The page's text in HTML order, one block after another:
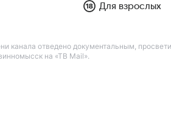
Для взрослых
отведено документальным,
на «ТВ Mail».